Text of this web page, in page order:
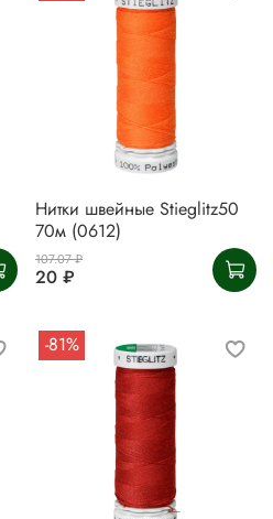
Нитки швейные Stieglitz50
70м (0612)
107.07 ₽
20 ₽
-81%